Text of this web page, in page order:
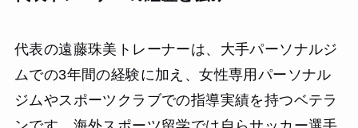
代表の遠藤珠美トレーナーは、大手パーソナルジ
ムでの3年間の経験に加え、女性専用パーソナル
ジムやスポーツクラブでの指導実績を持つベテラ